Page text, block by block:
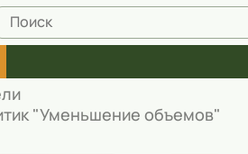
"Уменьшение объемов"